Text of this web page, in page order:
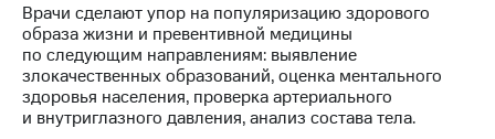
секретарь
Раскрытие
информации
Информация
акционерам
Документы
Врачи сделают упор на популяризацию здорового
образа жизни и превентивной медицины
по следующим направлениям: выявление
злокачественных образований, оценка ментального
здоровья населения, проверка артериального
и внутриглазного давления, анализ состава тела.